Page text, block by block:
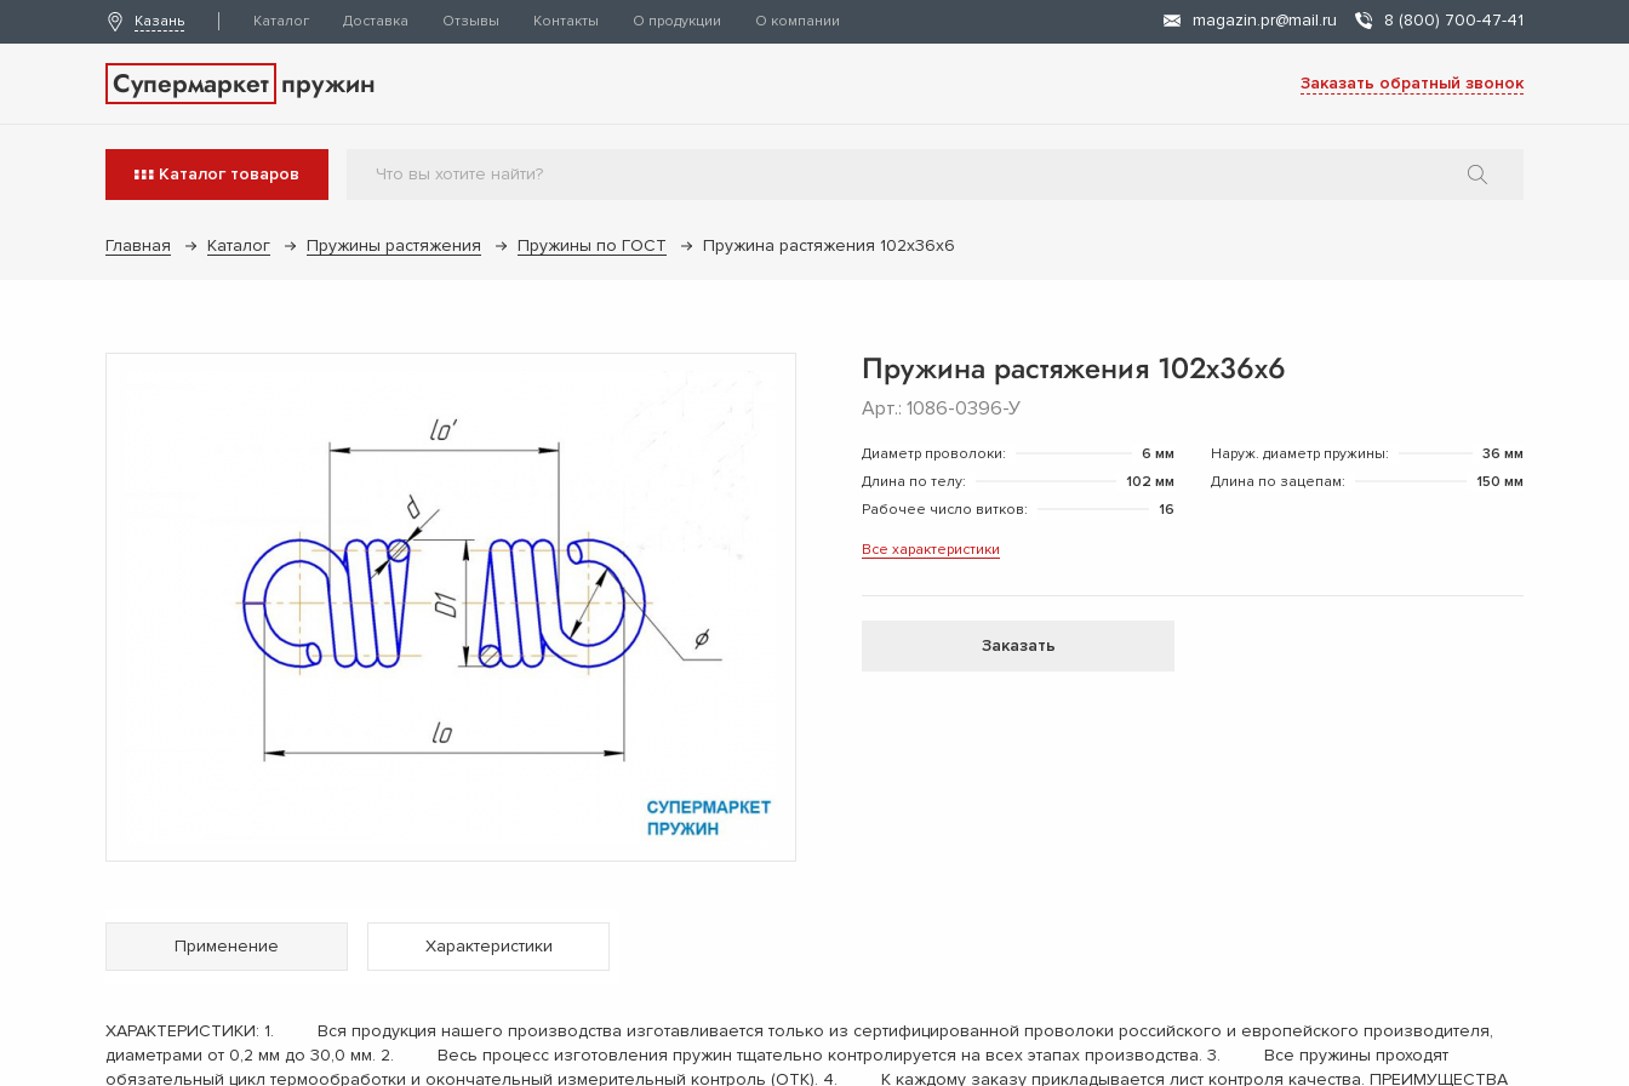
Казань Каталог Доставка Отзывы Контакты О продукции О компании magazin.pr@mail.ru 8 (800) 700-47-41
Супермаркет пружин Заказать обратный звонок
Каталог товаров
Главная Каталог Пружины растяжения Пружины по ГОСТ Пружина растяжения 102х36х6
Пружина растяжения 102х36х6
Арт.: 1086-0396-У
Диаметр проволоки: 6 мм Наруж. диаметр пружины:
36 мм
Длина по телу:
102 мм Длина по зацепам:
150 мм
Рабочее число витков:
16
Все характеристики
Заказать
Применение Характеристики
ХАРАКТЕРИСТИКИ: 1. Вся продукция нашего производства изготавливается только из сертифицированной проволоки российского и европейского производителя,
диаметрами от 0,2 мм до 30,0 мм. 2. Весь процесс изготовления пружин тщательно контролируется на всех этапах производства. 3. Все пружины проходят
обязательный цикл термообработки и окончательный измерительный контроль (ОТК). 4. К каждому заказу прикладывается лист контроля качества. ПРЕИМУЩЕСТВА